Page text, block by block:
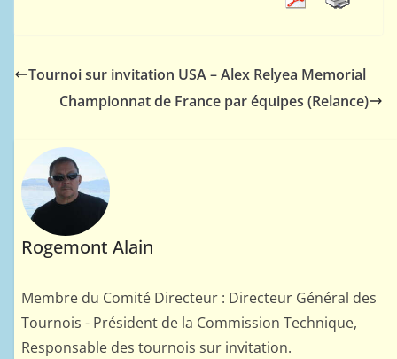
Tournoi sur invitation USA – Alex Relyea Memorial
Championnat de France par équipes (Relance)
Rogemont Alain
Membre du Comité Directeur : Directeur Général des
Tournois - Président de la Commission Technique,
Responsable des tournois sur invitation.